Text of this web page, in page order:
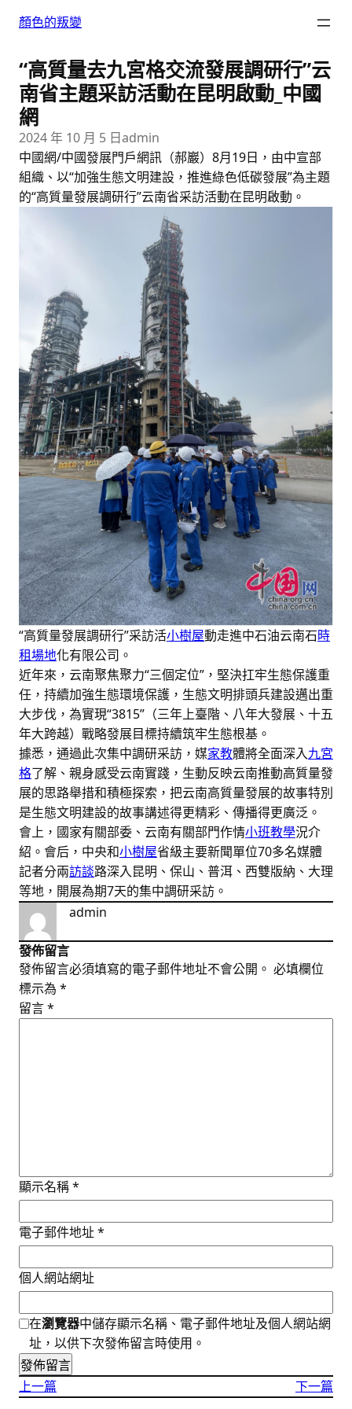
顏色的叛變
“高質量去九宮格交流發展調研行”云
南省主題采訪活動在昆明啟動_中國
網
2024 年 10 月 5 日admin
中國網/中國發展門戶網訊（郝巖）8月19日，由中宣部
組織、以“加強生態文明建設，推進綠色低碳發展”為主題
的“高質量發展調研行”云南省采訪活動在昆明啟動。
“高質量發展調研行”采訪活小樹屋動走進中石油云南石時
租場地化有限公司。
近年來，云南聚焦聚力“三個定位”，堅決扛牢生態保護重
任，持續加強生態環境保護，生態文明排頭兵建設邁出重
大步伐，為實現“3815”（三年上臺階、八年大發展、十五
年大跨越）戰略發展目標持續筑牢生態根基。
據悉，通過此次集中調研采訪，媒家教體將全面深入九宮
格了解、親身感受云南實踐，生動反映云南推動高質量發
展的思路舉措和積極探索，把云南高質量發展的故事特別
是生態文明建設的故事講述得更精彩、傳播得更廣泛。
會上，國家有關部委、云南有關部門作情小班教學況介
紹。會后，中央和小樹屋省級主要新聞單位70多名媒體
記者分兩訪談路深入昆明、保山、普洱、西雙版納、大理
等地，開展為期7天的集中調研采訪。
admin
發佈留言
發佈留言必須填寫的電子郵件地址不會公開。 必填欄位
標示為 *
留言*
顯示名稱*
電子郵件地址*
個人網站網址
在瀏覽器中儲存顯示名稱、電子郵件地址及個人網站網
址，以供下次發佈留言時使用。
上一篇 下一篇